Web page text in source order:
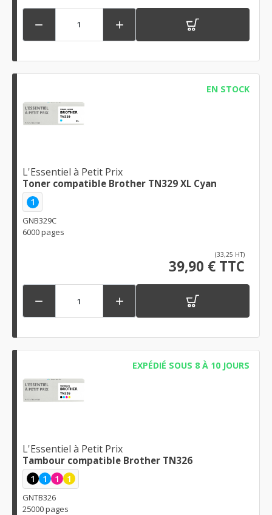
 
EN STOCK
L'Essentiel à Petit Prix
Toner compatible Brother TN329 XL Cyan
1
GNB329C
6000 pages
(33,25 HT)
39,90 € TTC
 
EXPÉDIÉ SOUS 8 À 10 JOURS
L'Essentiel à Petit Prix
Tambour compatible Brother TN326
1 1 1 1
GNTB326
25000 pages